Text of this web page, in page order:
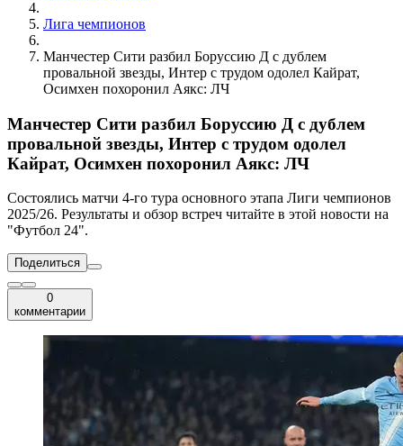
Лига чемпионов
Манчестер Сити разбил Боруссию Д с дублем
провальной звезды, Интер с трудом одолел Кайрат,
Осимхен похоронил Аякс: ЛЧ
Манчестер Сити разбил Боруссию Д с дублем
провальной звезды, Интер с трудом одолел
Кайрат, Осимхен похоронил Аякс: ЛЧ
Состоялись матчи 4-го тура основного этапа Лиги чемпионов
2025/26. Результаты и обзор встреч читайте в этой новости на
"Футбол 24".
Поделиться
0
комментарии